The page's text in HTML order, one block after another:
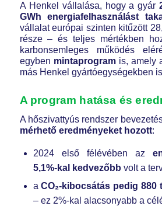
A Henkel vállalása, hogy a gyár
GWh energiafelhasználást
vállalat európai szinten kitűzött
része – és teljes mértékben
karbonsemleges működés
egyben mintaprogramis, amely
más Henkel gyártóegységekben
A program hatása és
A hőszivattyús rendszer
mérhető eredményeket hozott:
2024 első félévében az
5,1%-kal kedvezőbb volt a
aCO₂-kibocsátás pedig
– ez 2%-kal alacsonyabb a